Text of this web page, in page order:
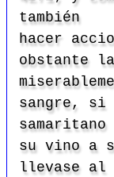
también
hacer
obstante
sangre, si
su vino a
llevase al